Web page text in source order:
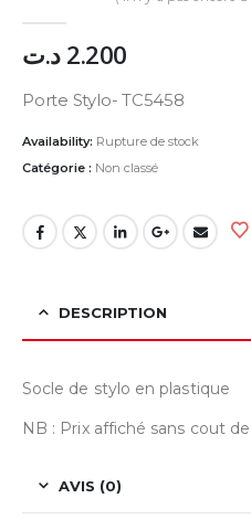
2.200 د.ت
Porte Stylo- TC5458
Availability: Rupture de stock
Catégorie : Non classé
DESCRIPTION
Socle de stylo en plastique
NB : Prix affiché sans cout
AVIS (0)